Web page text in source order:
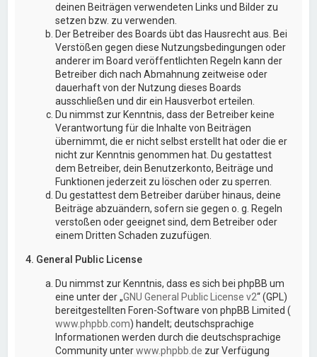
deinen Beiträgen verwendeten Links und Bilder zu
setzen bzw. zu verwenden.
Der Betreiber des Boards übt das Hausrecht aus. Bei
Verstößen gegen diese Nutzungsbedingungen oder
anderer im Board veröffentlichten Regeln kann der
Betreiber dich nach Abmahnung zeitweise oder
dauerhaft von der Nutzung dieses Boards
ausschließen und dir ein Hausverbot erteilen.
Du nimmst zur Kenntnis, dass der Betreiber keine
Verantwortung für die Inhalte von Beiträgen
übernimmt, die er nicht selbst erstellt hat oder die er
nicht zur Kenntnis genommen hat. Du gestattest
dem Betreiber, dein Benutzerkonto, Beiträge und
Funktionen jederzeit zu löschen oder zu sperren.
Du gestattest dem Betreiber darüber hinaus, deine
Beiträge abzuändern, sofern sie gegen o. g. Regeln
verstoßen oder geeignet sind, dem Betreiber oder
einem Dritten Schaden zuzufügen.
4. General Public License
Du nimmst zur Kenntnis, dass es sich bei phpBB um
eine unter der „GNU General Public License v2“ (GPL)
bereitgestellten Foren-Software von phpBB Limited (
www.phpbb.com) handelt; deutschsprachige
Informationen werden durch die deutschsprachige
Community unterwww.phpbb.de zur Verfügung